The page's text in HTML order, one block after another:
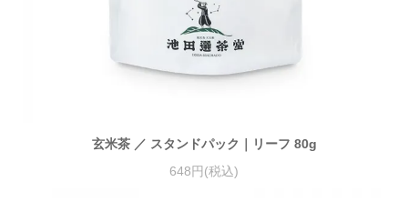
玄米茶 ／ スタンドパック｜リーフ 80g
648円(税込)